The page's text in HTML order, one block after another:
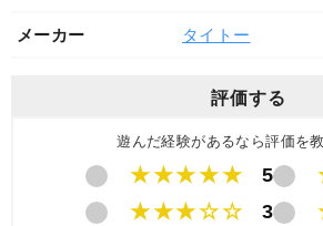
メーカー タイトー
評価する
遊んだ経験があるなら評価を
★★★★★ 5
★★★☆☆
3